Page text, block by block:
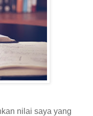
nilai saya yang